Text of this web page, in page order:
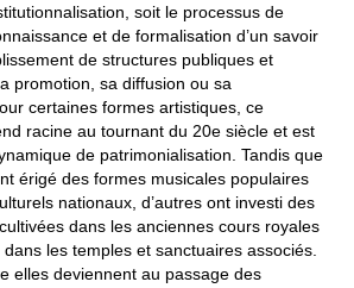
soit le processus de
et de formalisation d’un savoir
de structures publiques et
promotion, sa diffusion ou sa
certaines formes artistiques, ce
racine au tournant du 20e siècle et est
de patrimonialisation. Tandis que
érigé des formes musicales populaires
nationaux, d’autres ont investi des
dans les anciennes cours royales
les temples et sanctuaires associés.
elles deviennent au passage des